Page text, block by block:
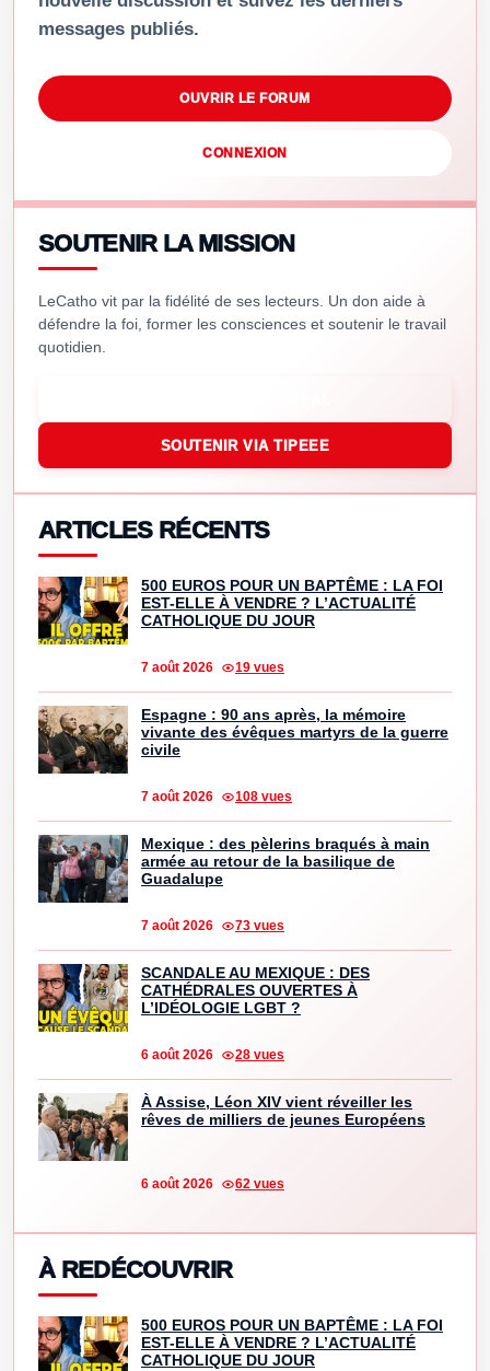
messages publiés.
OUVRIR LE FORUM
CONNEXION
SOUTENIR LA MISSION
LeCatho vit par la fidélité de ses lecteurs. Un don aide à
défendre la foi, former les consciences et soutenir le travail
quotidien.
SOUTENIR VIA TIPEEE
ARTICLES RÉCENTS
500 EUROS POUR UN BAPTÊME : LA FOI
EST-ELLE À VENDRE ? L’ACTUALITÉ
CATHOLIQUE DU JOUR
7 août 2026 19 vues
Espagne : 90 ans après, la mémoire
vivante des évêques martyrs de la guerre
civile
7 août 2026 108 vues
Mexique : des pèlerins braqués à main
armée au retour de la basilique de
Guadalupe
7 août 2026 73 vues
SCANDALE AU MEXIQUE : DES
CATHÉDRALES OUVERTES À
L’IDÉOLOGIE LGBT ?
6 août 2026 28 vues
À Assise, Léon XIV vient réveiller les
rêves de milliers de jeunes Européens
6 août 2026 62 vues
À REDÉCOUVRIR
500 EUROS POUR UN BAPTÊME : LA FOI
EST-ELLE À VENDRE ? L’ACTUALITÉ
CATHOLIQUE DU JOUR